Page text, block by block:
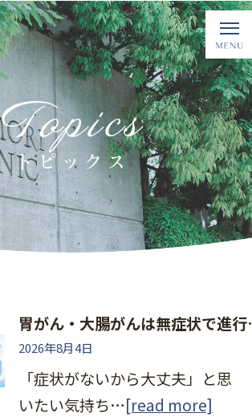
Topics
トピックス
胃がん・大
2026年8月4日
「症状がないから大丈夫」と思
いたい気持ち…[read more]